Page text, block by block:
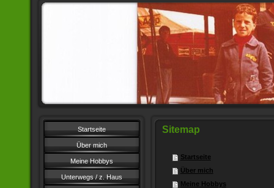
Startseite
Über mich
Meine Hobbys
Unterwegs / z. Haus
Sitemap
Startseite
Über mich
Meine Hobbys